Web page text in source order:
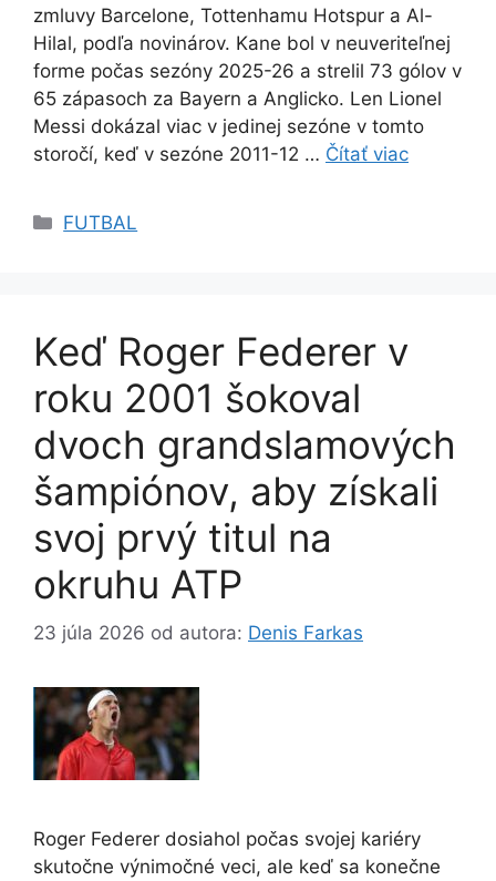
zmluvy Barcelone, Tottenhamu Hotspur a Al-
Hilal, podľa novinárov. Kane bol v neuveriteľnej
forme počas sezóny 2025-26 a strelil 73 gólov v
65 zápasoch za Bayern a Anglicko. Len Lionel
Messi dokázal viac v jedinej sezóne v tomto
storočí, keď v sezóne 2011-12 … Čítať viac
Kategórie
FUTBAL
Keď Roger Federer v
roku 2001 šokoval
dvoch grandslamových
šampiónov, aby získali
svoj prvý titul na
okruhu ATP
23 júla 2026 od autora: Denis Farkas
Roger Federer dosiahol počas svojej kariéry
skutočne výnimočné veci, ale keď sa konečne